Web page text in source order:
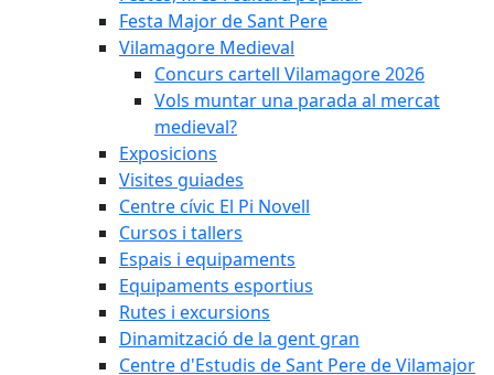
Festa Major de Sant Pere
Vilamagore Medieval
Concurs cartell Vilamagore 2026
Vols muntar una parada al mercat
medieval?
Exposicions
Visites guiades
Centre cívic El Pi Novell
Cursos i tallers
Espais i equipaments
Equipaments esportius
Rutes i excursions
Dinamització de la gent gran
Centre d'Estudis de Sant Pere de Vilamajor